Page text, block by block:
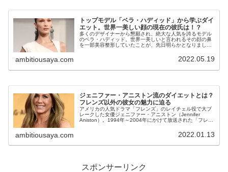
トップモデル「ベラ・ハディッド」から学ぶダイ
エット。世界一美しい顔の現在の彼氏は！？
多くのデザイナーから懇願され、絶大な人気を誇るモデル
のベラ・ハディッド。世界一美しいと言われるその顔の鼻
を一部美容整形していたことが、先日明らかとなりまし
ambitiousaya.com 2022.05.19
ジェニファー・アニストン流のダイエットとは？
フレンズ以外の彼女の魅力に迫る
アメリカの人気ドラマ「フレンズ」のレイチェル役で大ブ
レークした女優ジェニファー・アニストン（Jennifer
Aniston）。1994年～2004年にかけて放送された「フレン
ambitiousaya.com 2022.01.13
スポンサーリンク